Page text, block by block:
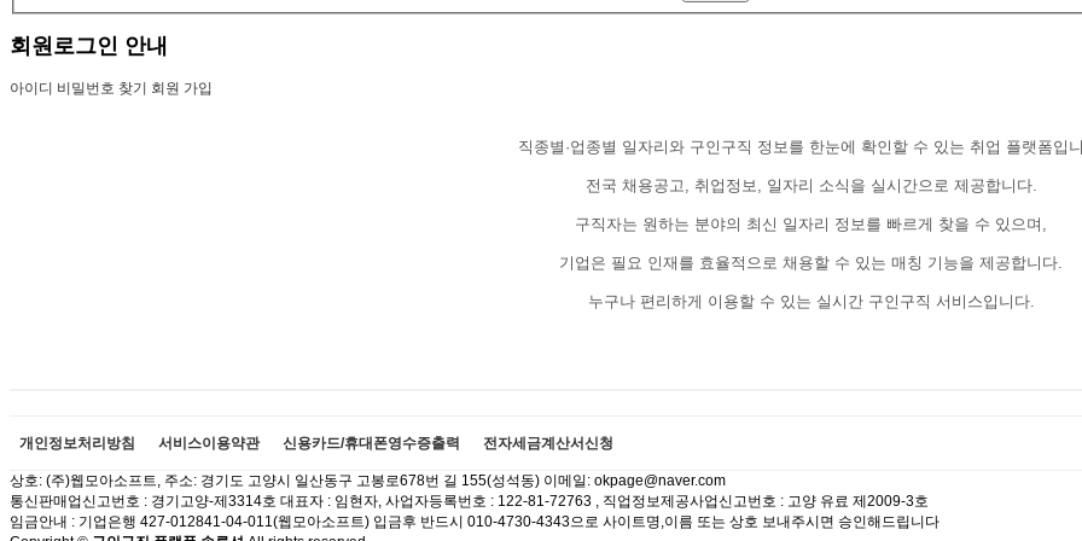
회원로그인 안내
아이디 비밀번호 찾기 회원 가입
직종별·업종별 일자리와 구인구직 정보를 한눈에 확인할 수 있는 취업 플랫폼입
전국 채용공고, 취업정보, 일자리 소식을 실시간으로 제공합니다.
구직자는 원하는 분야의 최신 일자리 정보를 빠르게 찾을 수 있으며,
기업은 필요 인재를 효율적으로 채용할 수 있는 매칭 기능을 제공합니다.
누구나 편리하게 이용할 수 있는 실시간 구인구직 서비스입니다.
개인정보처리방침 서비스이용약관 신용카드/휴대폰영수증출력 전자세금계산서신청
상호: (주)웹모아소프트, 주소: 경기도 고양시 일산동구 고봉로678번 길 155(성석동) 이메일: okpage@naver.com
통신판매업신고번호 : 경기고양-제3314호 대표자 : 임현자, 사업자등록번호 : 122-81-72763 , 직업정보제공사업신고번호 : 고양 유료 제2009-3호
임금안내 : 기업은행 427-012841-04-011(웹모아소프트) 입금후 반드시 010-4730-4343으로 사이트명,이름 또는 상호 보내주시면 승인해드립니다